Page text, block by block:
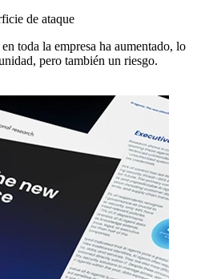
de ataque
toda la empresa ha aumentado, lo
pero también un riesgo.